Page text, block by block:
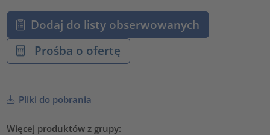
Dodaj do listy obserwowanych
Prośba o ofertę
Pliki do pobrania
Więcej produktów z grupy: